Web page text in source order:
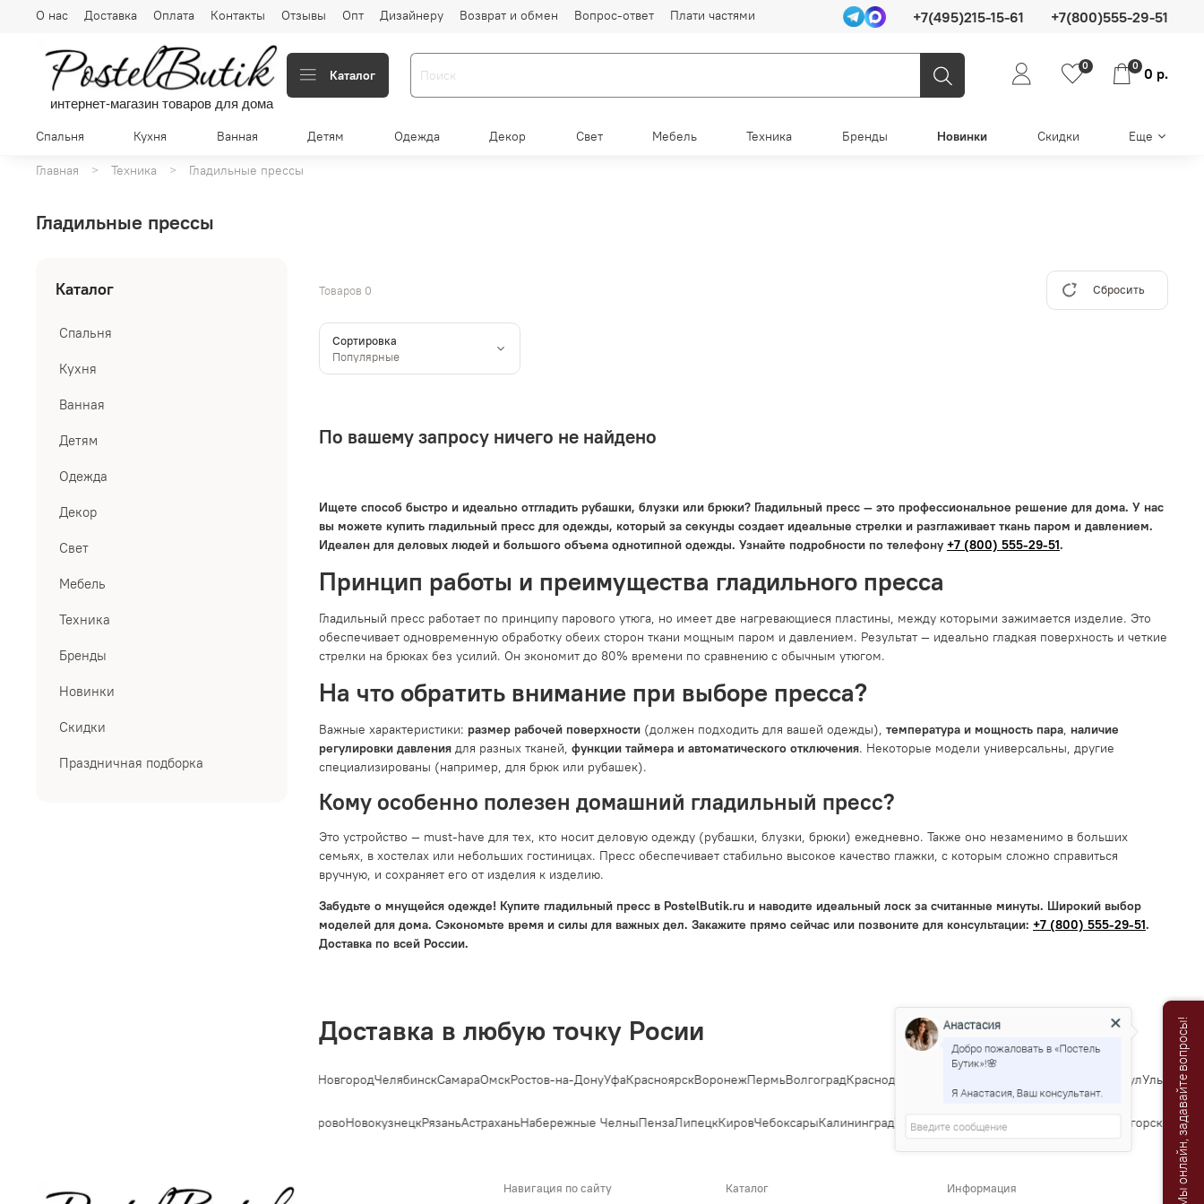
О нас Доставка Оплата Контакты Отзывы Опт Дизайнеру Возврат и обмен Вопрос-ответ Плати частями +7(495)215-15-61 +7(800)555-29-51
интернет-магазин товаров для дома
Каталог
0 0 0 р.
Спальня Кухня Ванная Детям Одежда Декор Свет Мебель Техника Бренды Новинки Скидки Еще
Главная Техника Гладильные прессы
Гладильные прессы
Товаров 0 Сбросить
Сортировка
По вашему запросу ничего не найдено
Ищете способ быстро и идеально отгладить рубашки, блузки или брюки? Гладильный пресс — это профессиональное решение для дома. У нас
вы можете купить гладильный пресс для одежды, который за секунды создает идеальные стрелки и разглаживает ткань паром и давлением.
Идеален для деловых людей и большого объема однотипной одежды. Узнайте подробности по телефону +7 (800) 555-29-51.
Принцип работы и преимущества гладильного пресса
Гладильный пресс работает по принципу парового утюга, но имеет две нагревающиеся пластины, между которыми зажимается изделие. Это
обеспечивает одновременную обработку обеих сторон ткани мощным паром и давлением. Результат — идеально гладкая поверхность и четкие
стрелки на брюках без усилий. Он экономит до 80% времени по сравнению с обычным утюгом.
На что обратить внимание при выборе пресса?
Важные характеристики: размер рабочей поверхности(должен подходить для вашей одежды), температура и мощность пара, наличие
регулировки давлениядля разных тканей, функции таймера и автоматического отключения. Некоторые модели универсальны, другие
специализированы (например, для брюк или рубашек).
Кому особенно полезен домашний гладильный пресс?
Это устройство — must-have для тех, кто носит деловую одежду (рубашки, блузки, брюки) ежедневно. Также оно незаменимо в больших
семьях, в хостелах или небольших гостиницах. Пресс обеспечивает стабильно высокое качество глажки, с которым сложно справиться
вручную, и сохраняет его от изделия к изделию.
Забудьте о мнущейся одежде! Купите гладильный пресс в PostelButik.ru и наводите идеальный лоск за считанные минуты. Широкий выбор
моделей для дома. Сэкономьте время и силы для важных дел. Закажите прямо сейчас или позвоните для консультации: +7 (800) 555-29-51.
Доставка по всей России.
Доставка в любую точку Росии
Нижний НовгородЧелябинскСамараОмскРостов-на-ДонуУфаКрасноярскВоронежПермьВолгоградКраснодар БарнаулУльяновск
КемеровоНовокузнецкРязаньАстраханьНабережные ЧелныПензаЛипецкКировЧебоксарыКалининградТулаКурскСтаврополь Магнитогорск
Каталог
Спальня
Кухня
Ванная
Детям
Одежда
Декор
Свет
Мебель
Техника
Бренды
Новинки
Скидки
Праздничная подборка
Навигация по сайту Каталог Информация Мы онлайн, задавайте вопросы!
Анастасия
Добро пожаловать в «Постель
Бутик»!🌸
Я Анастасия, Ваш консультант.